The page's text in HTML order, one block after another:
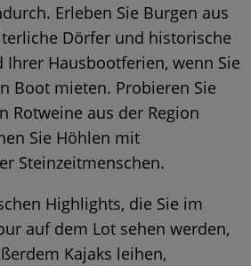
Erleben Sie Burgen aus
Dörfer und historische
Ihrer Hausbootferien, wenn Sie
Boot mieten. Probieren Sie
Rotweine aus der Region
Sie Höhlen mit
Steinzeitmenschen.
Highlights, die Sie im
auf dem Lot sehen werden,
Kajaks leihen,